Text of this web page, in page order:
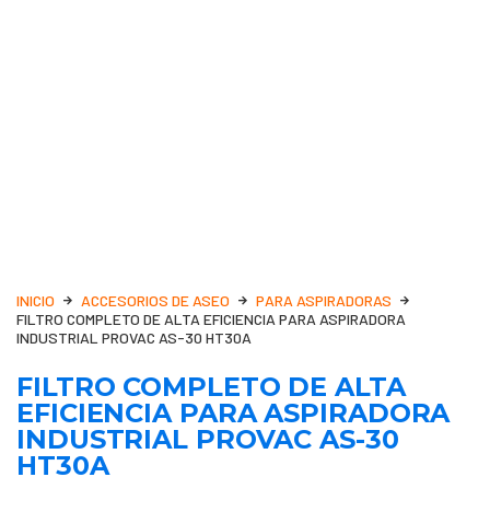
INICIO ACCESORIOS DE ASEO
PARA ASPIRADORAS
FILTRO COMPLETO DE ALTA EFICIENCIA PARA ASPIRADORA
INDUSTRIAL PROVAC AS-30 HT30A
FILTRO COMPLETO DE ALTA
EFICIENCIA PARA ASPIRADORA
INDUSTRIAL PROVAC AS-30
HT30A